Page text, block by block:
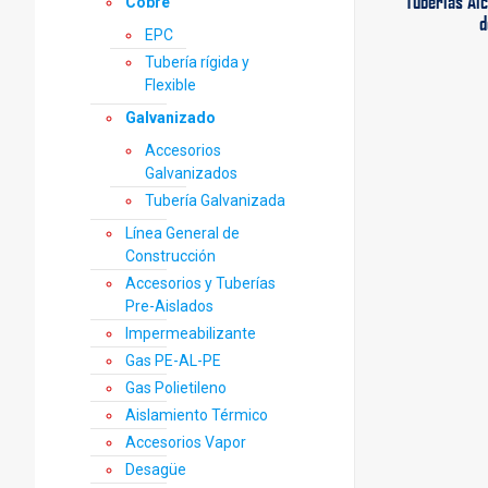
EPC
Tubería rígida y
Flexible
Galvanizado
Accesorios
Galvanizados
Tubería Galvanizada
Línea General de
Construcción
Accesorios y Tuberías
Pre-Aislados
Impermeabilizante
Gas PE-AL-PE
Gas Polietileno
Aislamiento Térmico
Accesorios Vapor
Desagüe